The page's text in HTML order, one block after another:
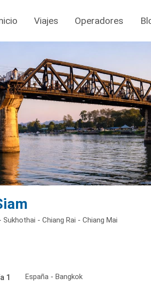
Viajes Operadores
- Chiang Rai - Chiang Mai
1 España - Bangkok